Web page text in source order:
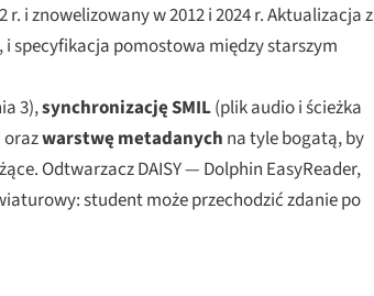
i znowelizowany w 2012 i 2024 r. Aktualizacja z
specyfikacja pomostowa między starszym
3),synchronizację SMIL(plik audio i ścieżka
orazwarstwę metadanych na tyle bogatą, by
Odtwarzacz DAISY — Dolphin EasyReader,
student może przechodzić zdanie po